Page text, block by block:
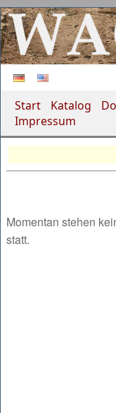
Start Katalog
Impressum
Momentan stehen
statt.